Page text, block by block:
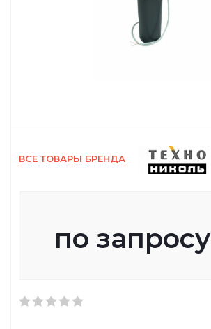
ВСЕ ТОВАРЫ БРЕНДА
по запросу